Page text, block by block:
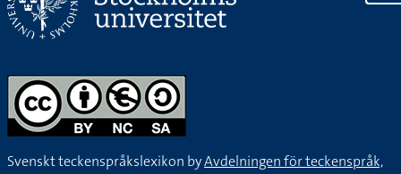
Svenskt teckenspråkslexikon byAvdelningen för teckenspråk,